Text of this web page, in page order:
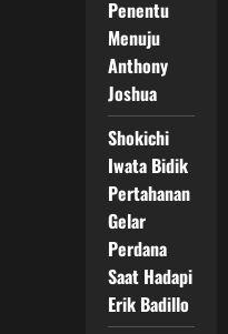
Penentu
Menuju
Anthony
Joshua
Shokichi
Iwata Bidik
Pertahanan
Gelar
Perdana
Saat Hadapi
Erik Badillo